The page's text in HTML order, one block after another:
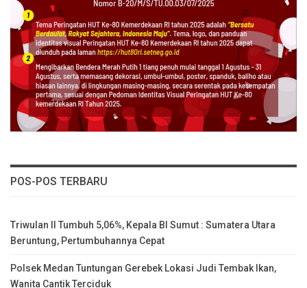
POS-POS TERBARU
Triwulan II Tumbuh 5,06%, Kepala BI Sumut : Sumatera Utara
Beruntung, Pertumbuhannya Cepat
Polsek Medan Tuntungan Gerebek Lokasi Judi Tembak Ikan,
Wanita Cantik Terciduk